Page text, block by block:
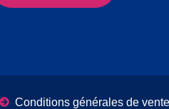
Conditions générales de vente